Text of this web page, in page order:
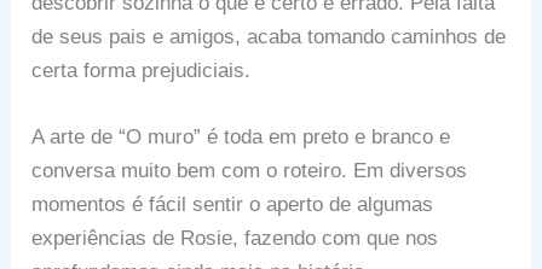
de seus pais e amigos, acaba tomando caminhos de
certa forma prejudiciais.
A arte de “O muro” é toda em preto e branco e
conversa muito bem com o roteiro. Em diversos
momentos é fácil sentir o aperto de algumas
experiências de Rosie, fazendo com que nos